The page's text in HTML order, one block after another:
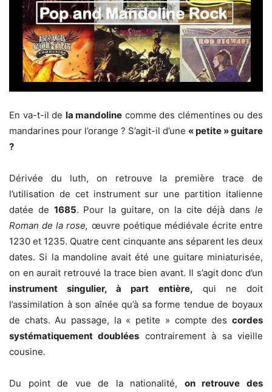
En va-t-il de la mandoline comme des clémentines ou des
mandarines pour l’orange ? S’agit-il d’une « petite » guitare
?
Dérivée du luth, on retrouve la première trace de
l’utilisation de cet instrument sur une partition italienne
datée de 1685. Pour la guitare, on la cite déjà dansle
Roman de la rose, œuvre poétique médiévale écrite entre
1230 et 1235. Quatre cent cinquante ans séparent les deux
dates. Si la mandoline avait été une guitare miniaturisée,
on en aurait retrouvé la trace bien avant. Il s’agit donc d’un
instrument singulier, à part entière, qui ne doit
l’assimilation à son aînée qu’à sa forme tendue de boyaux
de chats. Au passage, la « petite » compte des cordes
systématiquement doublées contrairement à sa vieille
cousine.
Du point de vue de la nationalité, on retrouve des